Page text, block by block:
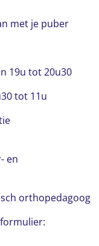
met je puber
19u tot 20u30
tot 11u
en